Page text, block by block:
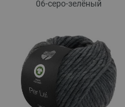
06-серо-зелёный